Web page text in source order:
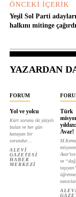
ÖNCEKI İÇERIK
Yeşil Sol Parti
halkını mitinge çağırdı
YAZARDAN
FORUM
Yol ve yolcu
Kürt sorunu iki yüzyılı
bulan ve her gün
kanayan bir
sorundur....
ALEVI
GAZETESI
HABER
MERKEZI
Türk
Avar!
ve